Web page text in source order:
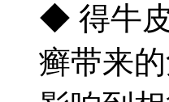
◆ 得牛
癣带来